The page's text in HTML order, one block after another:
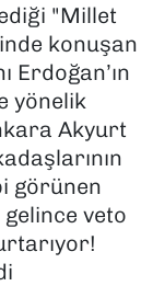
"Millet
konuşan
Erdoğan’ın
yönelik
Akyurt
görünen
veto